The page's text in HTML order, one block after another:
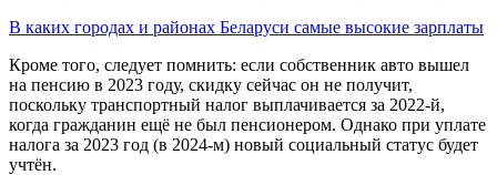
В каких городах и районах Беларуси самые высокие зарплаты
Кроме того, следует помнить: если собственник авто вышел
на пенсию в 2023 году, скидку сейчас он не получит,
поскольку транспортный налог выплачивается за 2022-й,
когда гражданин ещё не был пенсионером. Однако при уплате
налога за 2023 год (в 2024-м) новый социальный статус будет
учтён.